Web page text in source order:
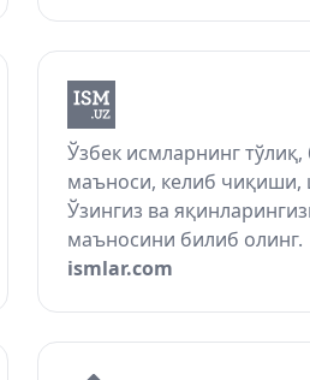
Ўзбек исмларнинг тўлиқ,
маъноси, келиб чиқиши,
Ўзингиз ва
маъносини билиб олинг.
ismlar.com